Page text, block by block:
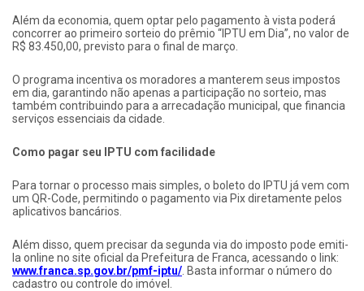
Além da economia, quem optar pelo pagamento à vista poderá
concorrer ao primeiro sorteio do prêmio “IPTU em Dia”, no valor de
R$ 83.450,00, previsto para o final de março.
O programa incentiva os moradores a manterem seus impostos
em dia, garantindo não apenas a participação no sorteio, mas
também contribuindo para a arrecadação municipal, que financia
serviços essenciais da cidade.
Como pagar seu IPTU com facilidade
Para tornar o processo mais simples, o boleto do IPTU já vem com
um QR-Code, permitindo o pagamento via Pix diretamente pelos
aplicativos bancários.
Além disso, quem precisar da segunda via do imposto pode emiti-
la online no site oficial da Prefeitura de Franca, acessando o link:
www.franca.sp.gov.br/pmf-iptu/ . Basta informar o número do
cadastro ou controle do imóvel.